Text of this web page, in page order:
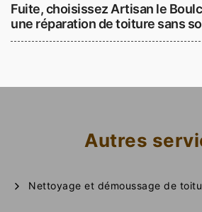
Fuite, choisissez Artisan le
une réparation de toiture sans
Autres
Nettoyage et démoussage de